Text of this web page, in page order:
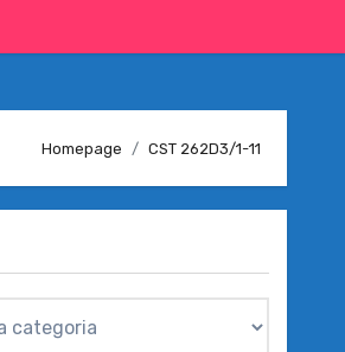
Homepage CST 262D3/1-11